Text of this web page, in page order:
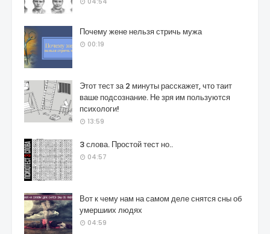
Почему жене нельзя стричь мужа
00:19
Этот тест за 2 минуты расскажет, что таит
ваше подсознание. Не зря им пользуются
психологи!
13:59
3 слова. Простой тест но..
04:57
Вот к чему нам на самом деле снятся сны об
умершиих людях
04:59